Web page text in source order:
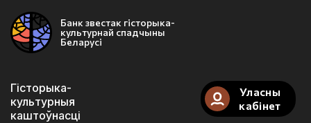
Банк звестак гісторыка-
культурнай спадчыны
Беларусі
Гісторыка-
культурныя
каштоўнасці
Уласны
кабінет